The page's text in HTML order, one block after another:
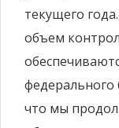
текущего
объем
федерального
что мы